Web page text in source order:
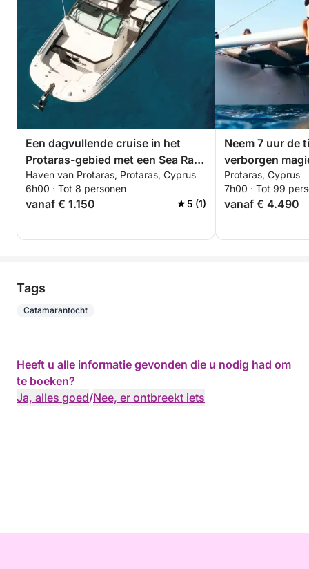
Een dagvullende cruise in het
Protaras-gebied met een Sea Ray
250 SDX.
Haven van Protaras, Protaras, Cyprus
6h00 · Tot 8 personen
vanaf € 1.150 5 (1)
Neem 7 uur de
verborgen
vanuit de
Protaras, Cyprus
7h00 · Tot 99
vanaf € 4.490
Tags
Catamarantocht
Heeft u alle informatie gevonden die u nodig had om
te boeken?
Ja, alles goed/Nee, er ontbreekt iets